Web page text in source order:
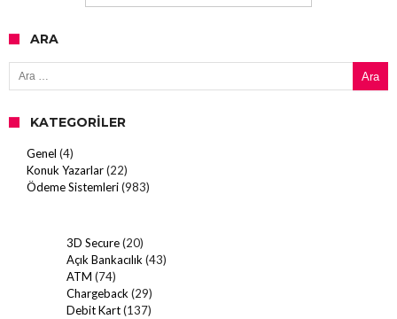
ARA
Arama:
KATEGORILER
Genel (4)
Konuk Yazarlar(22)
Ödeme Sistemleri(983)
3D Secure(20)
Açık Bankacılık(43)
ATM (74)
Chargeback(29)
Debit Kart(137)